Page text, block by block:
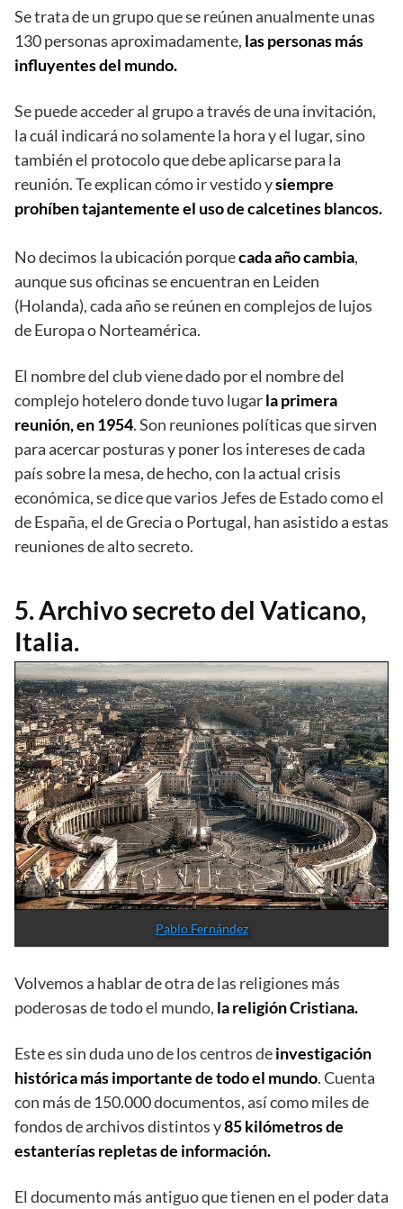
Se trata de un grupo que se reúnen anualmente unas
130 personas aproximadamente, las personas más
influyentes del mundo.
Se puede acceder al grupo a través de una invitación,
la cuál indicará no solamente la hora y el lugar, sino
también el protocolo que debe aplicarse para la
reunión. Te explican cómo ir vestido ysiempre
prohíben tajantemente el uso de calcetines blancos.
No decimos la ubicación porquecada año cambia,
aunque sus oficinas se encuentran en Leiden
(Holanda), cada año se reúnen en complejos de lujos
de Europa o Norteamérica.
El nombre del club viene dado por el nombre del
complejo hotelero donde tuvo lugarla primera
reunión, en 1954. Son reuniones políticas que sirven
para acercar posturas y poner los intereses de cada
país sobre la mesa, de hecho, con la actual crisis
económica, se dice que varios Jefes de Estado como el
de España, el de Grecia o Portugal, han asistido a estas
reuniones de alto secreto.
5. Archivo secreto del Vaticano,
Italia.
Pablo Fernández
Volvemos a hablar de otra de las religiones más
poderosas de todo el mundo, la religión Cristiana.
Este es sin duda uno de los centros deinvestigación
histórica más importante de todo el mundo. Cuenta
con más de 150.000 documentos, así como miles de
fondos de archivos distintos y85 kilómetros de
estanterías repletas de información.
El documento más antiguo que tienen en el poder data